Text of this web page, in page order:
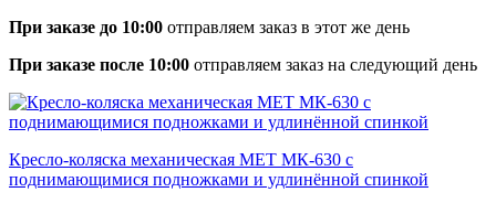
При заказе до 10:00 отправляем заказ в этот же день
При заказе после 10:00 отправляем заказ на следующий день
Кресло-коляска механическая МЕТ МК-630 c
поднимающимися подножками и удлинённой спинкой